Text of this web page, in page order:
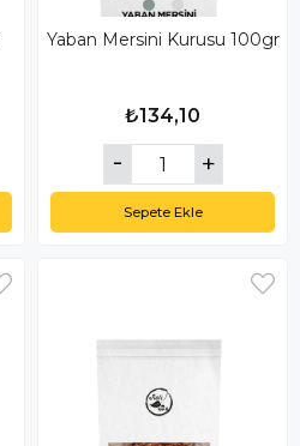
Yaban Mersini Kurusu 100gr
₺134,10
Sepete Ekle